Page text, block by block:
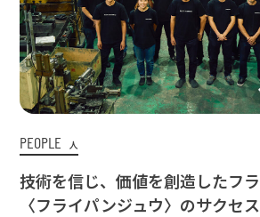
PEOPLE 人
技術を信じ、価値を創造したフ
〈フライパンジュウ〉のサクセ